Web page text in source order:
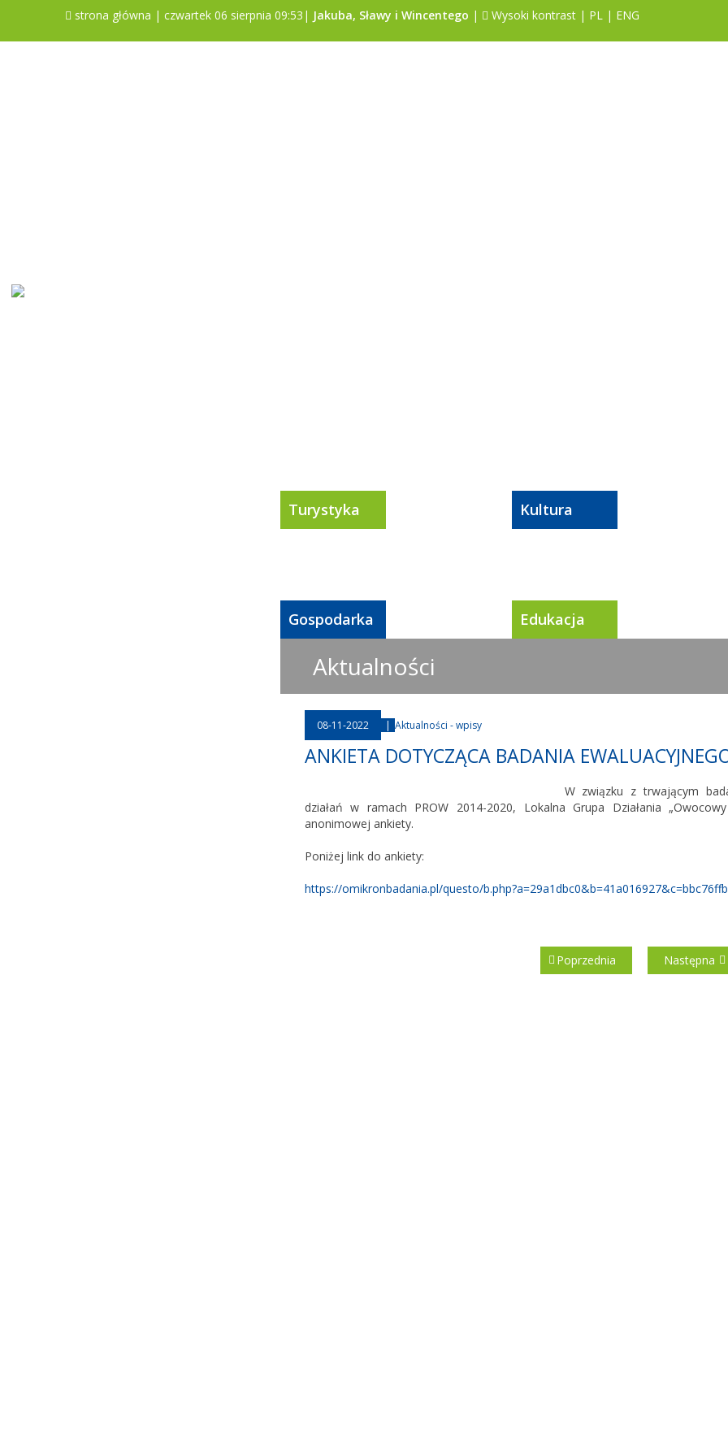
strona główna | czwartek 06 sierpnia 09:53| Jakuba, Sławy i Wincentego | Wysoki kontrast| PL| ENG
Turystyka Kultura
Gospodarka Edukacja
Aktualności
08-11-2022 | Aktualności - wpisy
ANKIETA DOTYCZĄCA BADANIA
W związku z trwającym
działań w ramach PROW 2014-2020, Lokalna Grupa Działania
anonimowej ankiety.
Poniżej link do ankiety:
https://omikronbadania.pl/questo/b.php?a=29a1dbc0&b=41a016927&c=bbc76ffb
Poprzednia Następna